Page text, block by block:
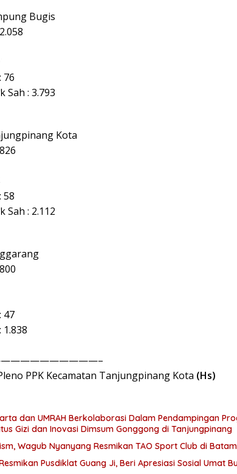
Bugis
76
Sah : 3.793
Kota
58
Sah : 2.112
47
1.838
PPK Kecamatan Tanjungpinang Kota (Hs)
dan UMRAH Berkolaborasi Dalam Pendampingan
Gizi dan Inovasi Dimsum Gonggong di Tanjungpinang
Wagub Nyanyang Resmikan TAO Sport Club di Batam
Pusdiklat Guang Ji, Beri Apresiasi Sosial Umat